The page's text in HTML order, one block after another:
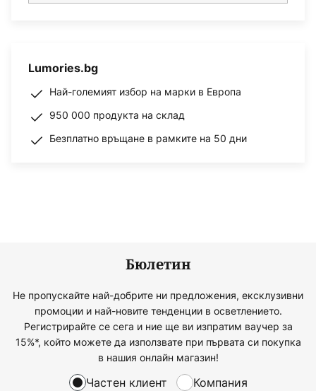
Lumories.bg
Най-големият избор на марки в Европа
950 000 продукта на склад
Безплатно връщане в рамките на 50 дни
Бюлетин
Не пропускайте най-добрите ни предложения, ексклузивни
промоции и най-новите тенденции в осветлението.
Регистрирайте се сега и ние ще ви изпратим ваучер за
15%*, който можете да използвате при първата си покупка
в нашия онлайн магазин!
Частен клиент Компания